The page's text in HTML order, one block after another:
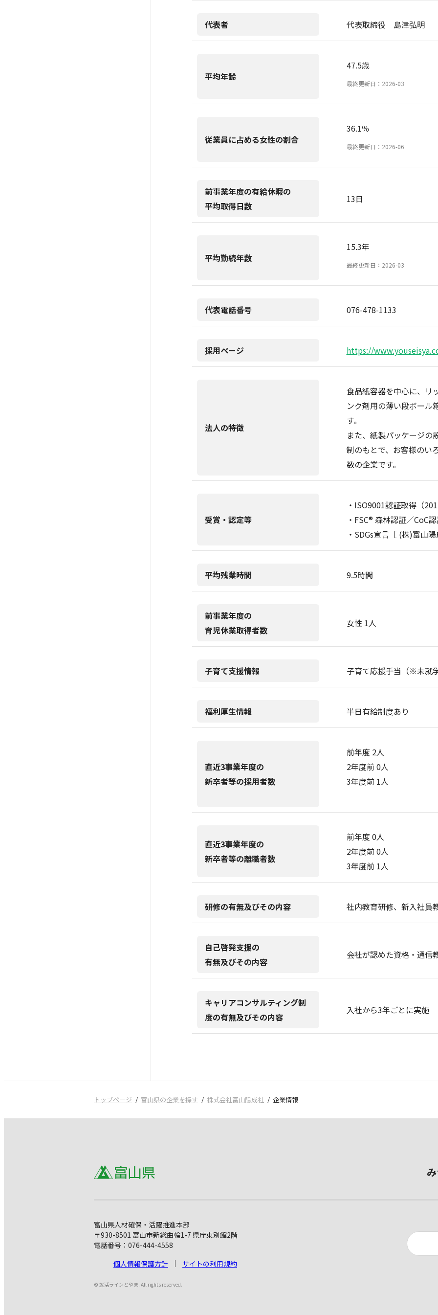
代表者 代表取締役 島津弘明
平均年齢
47.5歳
最終更新日：2026-03
従業員に占める女性の割合
36.1％
最終更新日：2026-06
前事業年度の有給休暇の
平均取得日数
13日
平均勤続年数
15.3年
最終更新日：2026-03
代表電話番号 076-478-1133
採用ページ https://
法人の特徴
食品紙容器を中心に、リ
ンク剤用の薄い段ボール
す。
また、紙製パッケージの
制のもとで、お客様のい
数の企業です。
受賞・認定等
・ISO9001認証取得（
・FSC® 森林認証／CoC
・SDGs宣言［ (株)富山陽
平均残業時間 9.5時間
前事業年度の
育児休業取得者数
女性 1人
子育て支援情報 子育て応援手当（※未就
福利厚生情報 半日有給制度あり
直近3事業年度の
新卒者等の採用者数
前年度 2人
2年度前 0人
3年度前 1人
直近3事業年度の
新卒者等の離職者数
前年度 0人
2年度前 0人
3年度前 1人
研修の有無及びその内容 社内教育研修、新入社員
自己啓発支援の
有無及びその内容
会社が認めた資格・通信
キャリアコンサルティング制
度の有無及びその内容
入社から3年ごとに実施
トップページ 富山県の企業を探す 株式会社富山陽成社 企業情報
富山県人材確保・活躍推進本部
〒930-8501 富山市新総曲輪1-7 県庁東別館2階
電話番号：076-444-4558
個人情報保護方針
サイトの利用規約
© 就活ラインとやま. All rights reserved.